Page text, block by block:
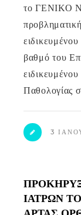
το ΓΕΝΙΚΟ
βαθμό του
Παθολογίας
3
ΙΑΤΡΩΝ